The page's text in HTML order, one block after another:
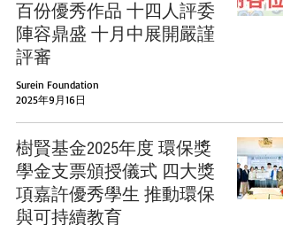
百份優秀作品 十四人評委
陣容鼎盛 十月中展開嚴謹
評審
Surein Foundation
2025年9月16日
樹賢基金2025年度 環保獎
學金支票頒授儀式 四大獎
項嘉許優秀學生 推動環保
與可持續教育